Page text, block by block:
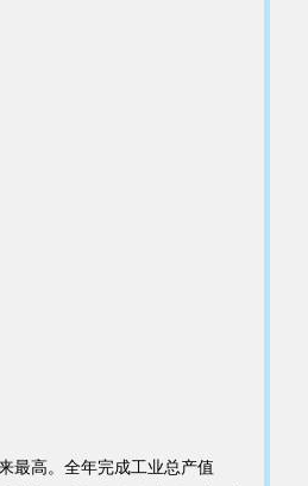
最高。全年完成工业总产值